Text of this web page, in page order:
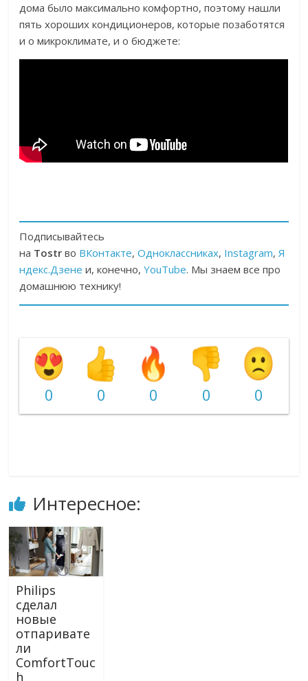
дома было максимально комфортно, поэтому нашли
пять хороших кондиционеров, которые позаботятся
и о микроклимате, и о бюджете:
Подписывайтесь
на Tostr во ВКонтакте,Одноклассниках, Instagram,Я
ндекс.Дзене и, конечно,YouTube. Мы знаем все про
домашнюю технику!
0 0 0 0 0
Интересное:
Philips
сделал
новые
отпаривате
ли
ComfortTouc
h